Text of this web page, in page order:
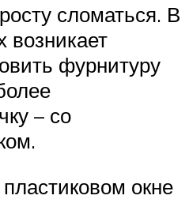
сломаться. В
возникает
фурнитуру
– со
окне